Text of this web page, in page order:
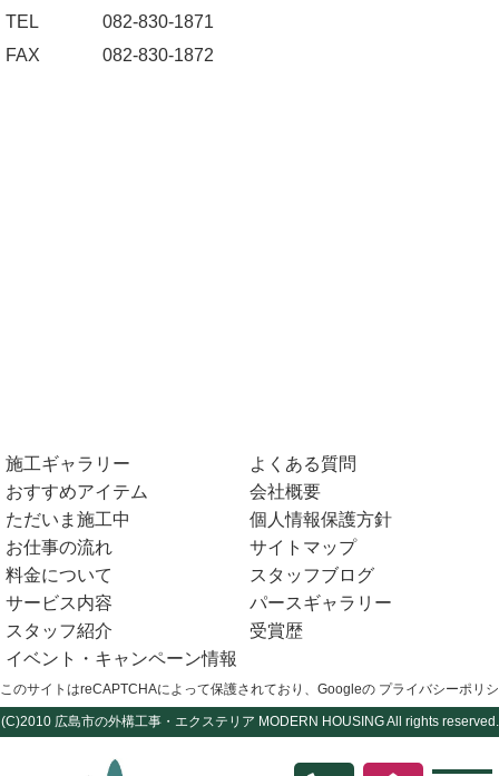
TEL
082-830-1871
FAX
082-830-1872
施工ギャラリー
おすすめアイテム
ただいま施工中
お仕事の流れ
料金について
サービス内容
スタッフ紹介
イベント・キャンペーン情報
よくある質問
会社概要
個人情報保護方針
サイトマップ
スタッフブログ
パースギャラリー
受賞歴
このサイトはreCAPTCHAによって保護されており、Googleの プライバシーポリ
(C)2010 広島市の外構工事・エクステリア MODERN HOUSING All rights reserved.